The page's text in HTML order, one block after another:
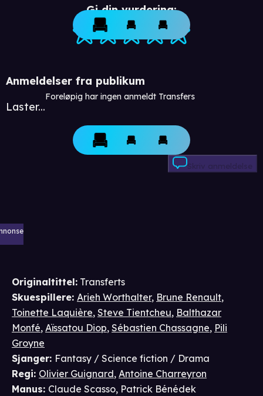
Gi din vurdering:
Anmeldelser fra publikum
Laster...
Foreløpig har ingen anmeldt Transfers
Skriv anmeldelse
Originaltittel: Transferts
Skuespillere: Arieh Worthalter, Brune Renault,
Toinette Laquière, Steve Tientcheu, Balthazar
Monfé, Aïssatou Diop, Sébastien Chassagne, Pili
Groyne
Sjanger: Fantasy / Science fiction / Drama
Regi: Olivier Guignard, Antoine Charreyron
Manus: Claude Scasso, Patrick Bénédek